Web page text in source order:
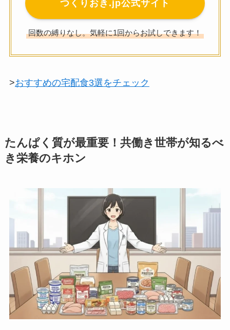
つくりおき.jp公式サイト
回数の縛りなし。気軽に1回からお試しできます！
>おすすめの宅配食3選をチェック
たんぱく質が最重要！共働き世帯が知るべ
き栄養のキホン